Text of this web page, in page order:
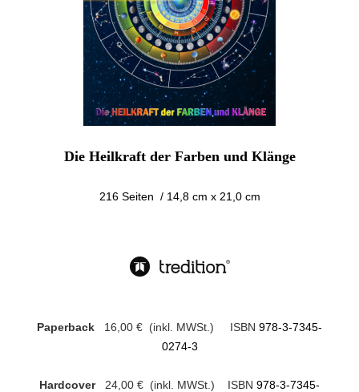
Die Heilkraft der Farben und Klänge
216 Seiten / 14,8 cm x 21,0 cm
Paperback 16,00 € (inkl. MWSt.) ISBN 978-3-7345-
0274-3
Hardcover24,00 € (inkl. MWSt.) ISBN 978-3-7345-